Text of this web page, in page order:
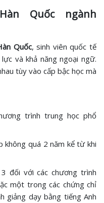
Quốc ngành
Quốc, sinh viên quốc tế
và khả năng ngoại ngữ.
tùy vào cấp bậc học mà
trình trung học phổ
không quá 2 năm kể từ khi
đối với các chương trình
một trong các chứng chỉ
giảng dạy bằng tiếng Anh